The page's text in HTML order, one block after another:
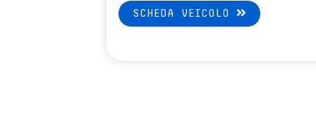
SCHEDA VEICOLO